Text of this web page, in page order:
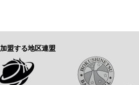
加盟する地区連盟